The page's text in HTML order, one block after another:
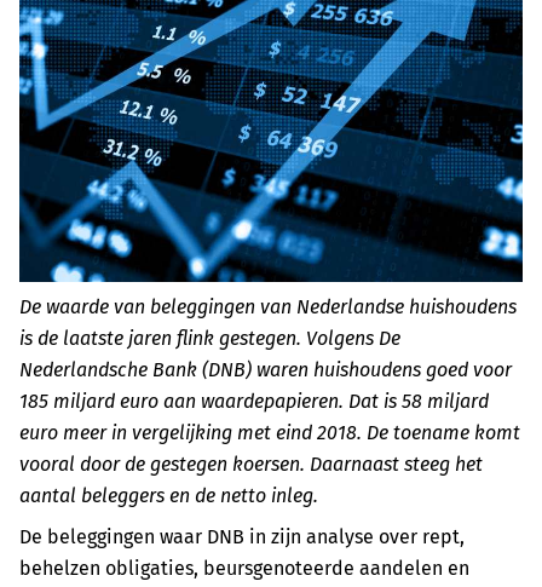
De waarde van beleggingen van Nederlandse huishoudens
is de laatste jaren flink gestegen. Volgens De
Nederlandsche Bank (DNB) waren huishoudens goed voor
185 miljard euro aan waardepapieren. Dat is 58 miljard
euro meer in vergelijking met eind 2018. De toename komt
vooral door de gestegen koersen. Daarnaast steeg het
aantal beleggers en de netto inleg.
De beleggingen waar DNB in zijn analyse over rept,
behelzen obligaties, beursgenoteerde aandelen en